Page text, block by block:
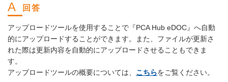
アップロードツールを使用することで『PCA Hub eDOC』へ自動
的にアップロードすることができます。また、ファイルが更新さ
れた際は更新内容を自動的にアップロードさせることもできま
す。
アップロードツールの概要については、 こちらをご覧ください。